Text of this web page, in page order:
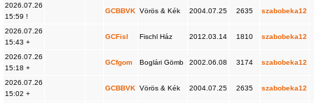
2026.07.26
15:59 !
GCBBVK Vörös & Kék 2004.07.25 2635 szabobeka12
2026.07.26
15:43 +
GCFisl Fischl Ház 2012.03.14 1810 szabobeka12
2026.07.26
15:18 +
GCfgom Boglári Gömb 2002.06.08 3174 szabobeka12
2026.07.26
15:02 +
GCBBVK Vörös & Kék 2004.07.25 2635 szabobeka12